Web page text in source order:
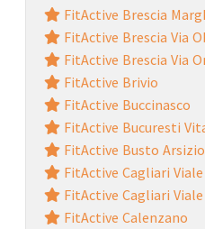
FitActive Brescia
FitActive Brescia Via
FitActive Brescia Via
FitActive Brivio
FitActive Buccinasco
FitActive Bucuresti
FitActive Busto Arsizio
FitActive Cagliari
FitActive Cagliari
FitActive Calenzano